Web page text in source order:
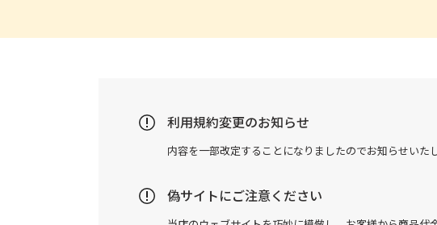
利用規約変更のお知らせ
内容を一部改定することになりましたのでお知らせいたし
偽サイトにご注意ください